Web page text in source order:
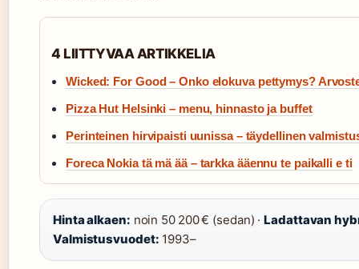
4 LIITTYVAA ARTIKKELIA
Wicked: For Good – Onko elokuva pettymys?
Pizza Hut Helsinki – menu, hinnasto ja buffet
Perinteinen hirvipaisti uunissa – täydellinen
Foreca Nokia tä mä ää – tarkka ääennu te paikalli e ti
Hinta alkaen: noin 50 200 € (sedan) ·Ladattavan
Valmistusvuodet: 1993–